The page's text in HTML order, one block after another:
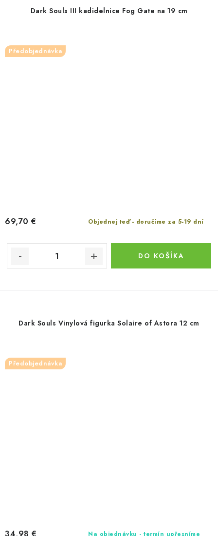
Dark Souls III kadidelnice Fog Gate na 19 cm
Předobjednávka
Objednej teď - doručíme za 5-19 dní
69,70 €
DO KOŠÍKA
Dark Souls Vinylová figurka Solaire of Astora 12 cm
Předobjednávka
Na objednávku - termín upřesníme